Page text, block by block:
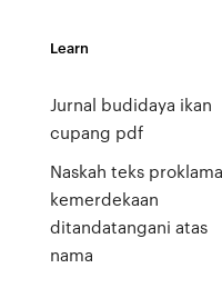
Learn
Jurnal budidaya ikan
cupang pdf
Naskah teks
kemerdekaan
ditandatangani atas
nama